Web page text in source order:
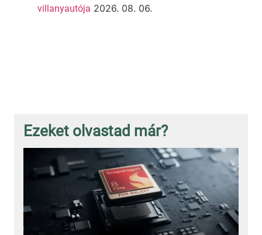
villanyautója 2026. 08. 06.
Ezeket olvastad már?